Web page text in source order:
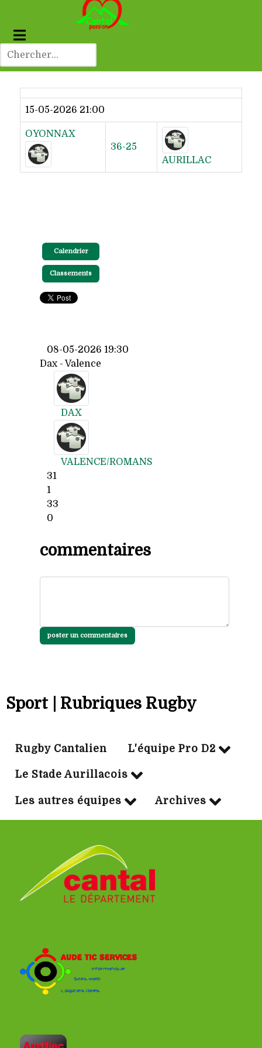
Dernier résultat
15-05-2026 21:00
OYONNAX
36-25
AURILLAC
Calendrier
Classements
08-05-2026 19:30
Dax - Valence
DAX
VALENCE/ROMANS
31
1
33
0
commentaires
poster un commentaires
Sport | Rubriques Rugby
Rugby Cantalien L'équipe Pro D2
Le Stade Aurillacois
Les autres équipes Archives